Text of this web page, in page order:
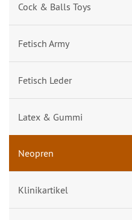
Cock & Balls Toys
Fetisch Army
Fetisch Leder
Latex & Gummi
Neopren
Klinikartikel